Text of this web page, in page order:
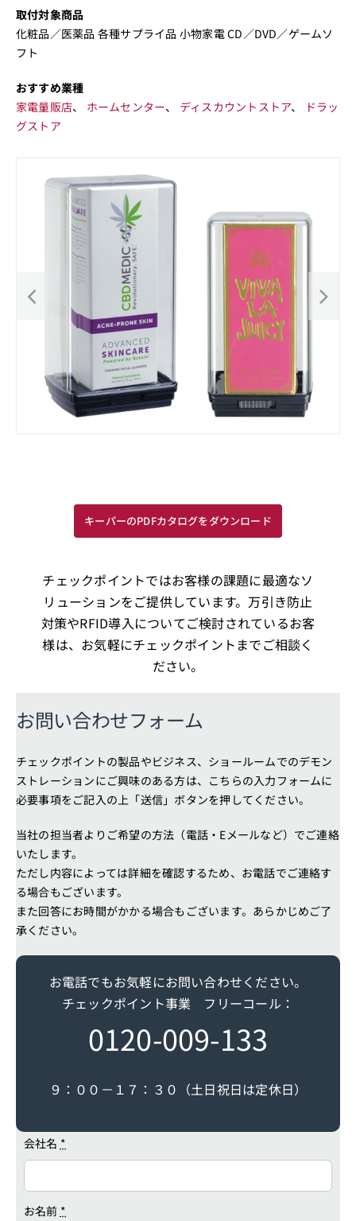
取付対象商品
化粧品／医薬品 各種サプライ品 小物家電 CD／DVD／ゲームソ
フト
おすすめ業種
家電量販店、 ホームセンター、 ディスカウントストア、
ドラッ
グストア
キーパーのPDFカタログをダウンロード
チェックポイントではお客様の課題に最適なソ
リューションをご提供しています。万引き防止
対策やRFID導入についてご検討されているお客
様は、お気軽にチェックポイントまでご相談く
ださい。
お問い合わせフォーム
チェックポイントの製品やビジネス、ショールームでのデモン
ストレーションにご興味のある方は、こちらの入力フォームに
必要事項をご記入の上「送信」ボタンを押してください。
当社の担当者よりご希望の方法（電話・Eメールなど）でご連絡
いたします。
ただし内容によっては詳細を確認するため、お電話でご連絡す
る場合もございます。
また回答にお時間がかかる場合もございます。あらかじめご了
承ください。
お電話でもお気軽にお問い合わせください。
チェックポイント事業 フリーコール：
0120-009-133
９：００－１７：３０（土日祝日は定休日）
会社名 *
お名前 *